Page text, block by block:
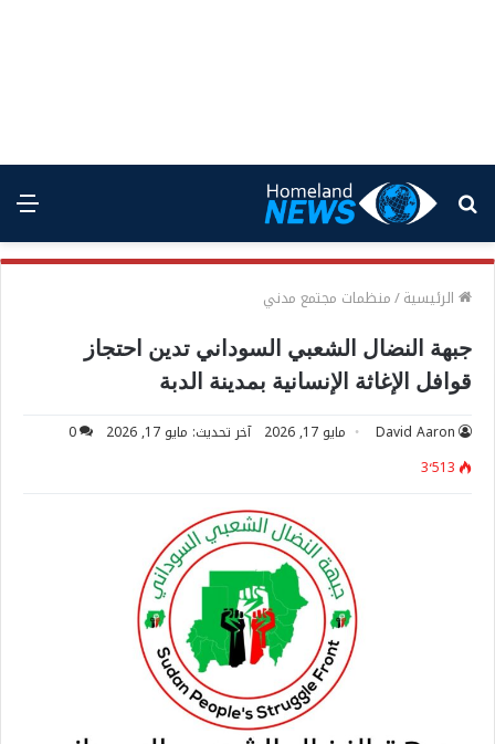
بحث
عن
الرئيسية/منظمات مجتمع مدني
جبهة النضال الشعبي السوداني تدين احتجاز
قوافل الإغاثة الإنسانية بمدينة الدبة
David Aaron مايو 17, 2026 آخر تحديث: مايو 17, 2026
0
3٬513